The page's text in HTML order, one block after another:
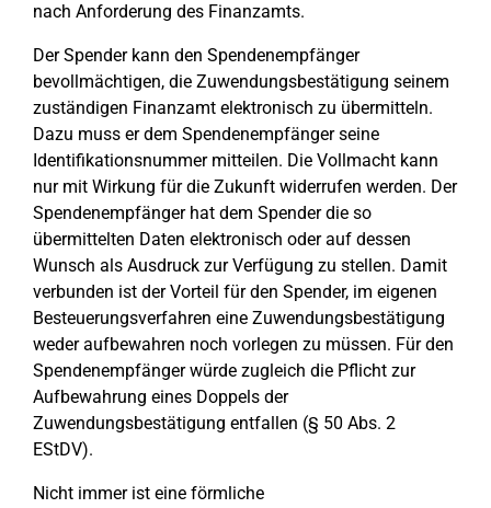
nach Anforderung des Finanzamts.
Der Spender kann den Spendenempfänger
bevollmächtigen, die Zuwendungsbestätigung seinem
zuständigen Finanzamt elektronisch zu übermitteln.
Dazu muss er dem Spendenempfänger seine
Identifikationsnummer mitteilen. Die Vollmacht kann
nur mit Wirkung für die Zukunft widerrufen werden. Der
Spendenempfänger hat dem Spender die so
übermittelten Daten elektronisch oder auf dessen
Wunsch als Ausdruck zur Verfügung zu stellen. Damit
verbunden ist der Vorteil für den Spender, im eigenen
Besteuerungsverfahren eine Zuwendungsbestätigung
weder aufbewahren noch vorlegen zu müssen. Für den
Spendenempfänger würde zugleich die Pflicht zur
Aufbewahrung eines Doppels der
Zuwendungsbestätigung entfallen (§ 50 Abs. 2
EStDV).
Nicht immer ist eine förmliche